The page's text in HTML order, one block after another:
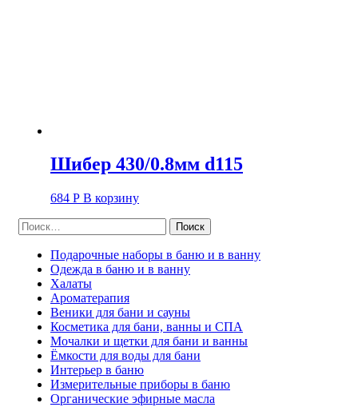
Шибер 430/0.8мм d115
684 Р В корзину
Найти:
Подарочные наборы в баню и в ванну
Одежда в баню и в ванну
Халаты
Ароматерапия
Веники для бани и сауны
Косметика для бани, ванны и СПА
Мочалки и щетки для бани и ванны
Ёмкости для воды для бани
Интерьер в баню
Измерительные приборы в баню
Органические эфирные масла